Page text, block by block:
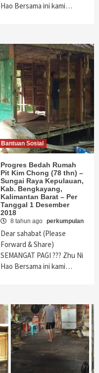
Hao Bersama ini kami…
Bantuan Sosial
Progres Bedah Rumah
Pit Kim Chong (78 thn) –
Sungai Raya Kepulauan,
Kab. Bengkayang,
Kalimantan Barat – Per
Tanggal 1 Desember
2018
8 tahun ago perkumpulan
Dear sahabat (Please
Forward & Share)
SEMANGAT PAGI ??? Zhu Ni
Hao Bersama ini kami…